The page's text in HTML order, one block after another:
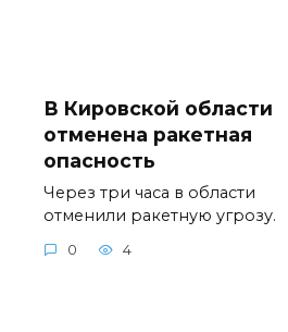
В Кировской области
отменена ракетная
опасность
Через три часа в области
отменили ракетную угрозу.
0 4